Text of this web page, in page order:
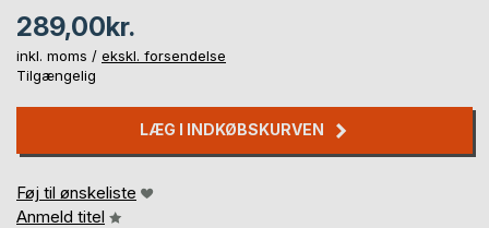
289,00kr.
inkl. moms / ekskl. forsendelse
Tilgængelig
LÆG I INDKØBSKURVEN
Føj til ønskeliste
Anmeld titel